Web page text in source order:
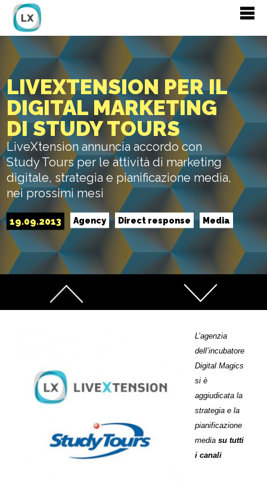
LIVEXTENSION PER IL
DIGITAL MARKETING
DI STUDY TOURS
LiveXtension annuncia accordo con
Study Tours per le attività di marketing
digitale, strategia e pianificazione media,
nei prossimi mesi
19.09.2013 Agency Direct response Media
L’agenzia
dell’incubatore
Digital Magics
si è
aggiudicata la
strategia e la
pianificazione
mediasu tutti
i canali